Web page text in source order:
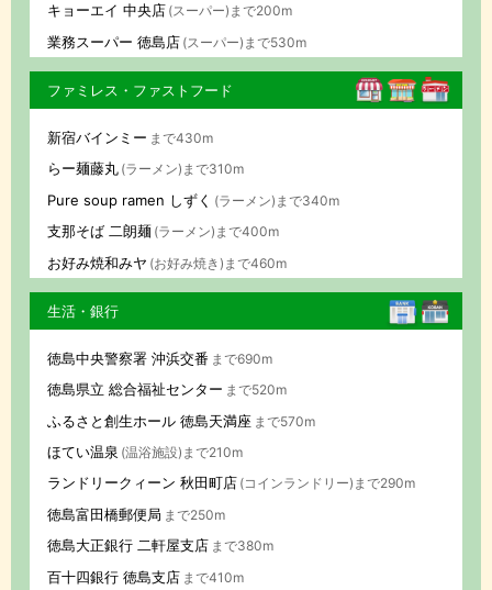
キョーエイ 中央店 (スーパー)まで200m
業務スーパー 徳島店 (スーパー)まで530m
ファミレス・ファストフード
新宿バインミー まで430m
らー麺藤丸 (ラーメン)まで310m
Pure soup ramen しずく (ラーメン)まで340m
支那そば 二朗麺 (ラーメン)まで400m
お好み焼和みヤ (お好み焼き)まで460m
生活・銀行
徳島中央警察署 沖浜交番 まで690m
徳島県立 総合福祉センター まで520m
ふるさと創生ホール 徳島天満座 まで570m
ほてい温泉 (温浴施設)まで210m
ランドリークィーン 秋田町店 (コインランドリー)まで290m
徳島富田橋郵便局 まで250m
徳島大正銀行 二軒屋支店 まで380m
百十四銀行 徳島支店 まで410m